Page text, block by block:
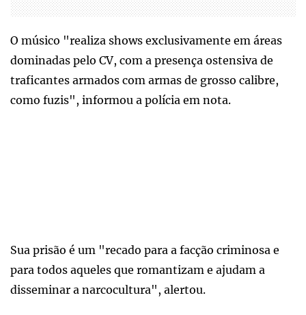
O músico "realiza shows exclusivamente em áreas
dominadas pelo CV, com a presença ostensiva de
traficantes armados com armas de grosso calibre,
como fuzis", informou a polícia em nota.
Sua prisão é um "recado para a facção criminosa e
para todos aqueles que romantizam e ajudam a
disseminar a narcocultura", alertou.